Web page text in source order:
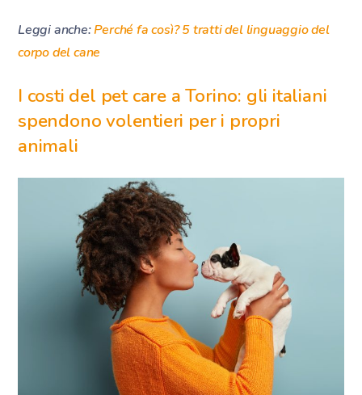
Leggi anche:Perché fa così? 5 tratti del linguaggio del
corpo del cane
I costi del pet care a Torino: gli italiani
spendono volentieri per i propri
animali